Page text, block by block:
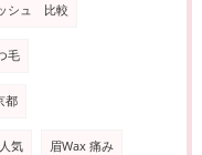
シュ 比較
毛
都
気 眉Wax 痛み